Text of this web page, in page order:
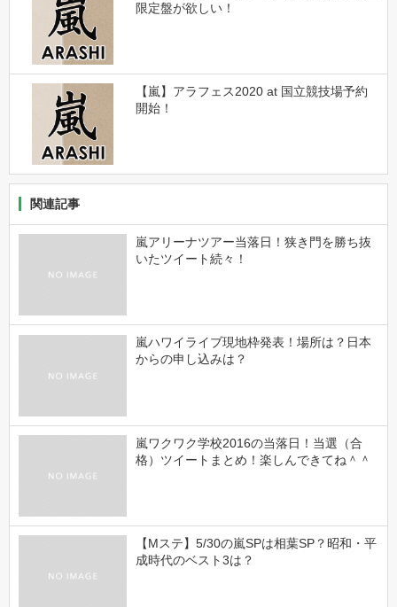
限定盤が欲しい！
【嵐】アラフェス2020 at 国立競技場予約
開始！
関連記事
嵐アリーナツアー当落日！狭き門を勝ち抜
いたツイート続々！
嵐ハワイライブ現地枠発表！場所は？日本
からの申し込みは？
嵐ワクワク学校2016の当落日！当選（合
格）ツイートまとめ！楽しんできてね＾＾
【Mステ】5/30の嵐SPは相葉SP？昭和・平
成時代のベスト3は？